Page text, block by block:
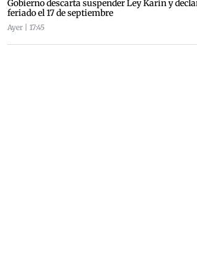
Gobierno descarta suspender Ley Karin y
feriado el 17 de septiembre
Ayer | 17:45